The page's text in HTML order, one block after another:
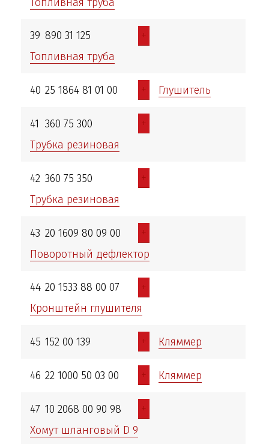
39 890 31 125
+
Топливная труба
40 25 1864 81 01 00 + Глушитель
41 360 75 300
+
Трубка резиновая
42 360 75 350
+
Трубка резиновая
43 20 1609 80 09 00
+
Поворотный дефлектор
44 20 1533 88 00 07
+
Кронштейн глушителя
45 152 00 139 + Кляммер
46 22 1000 50 03 00 + Кляммер
47 10 2068 00 90 98
+
Хомут шланговый D 9